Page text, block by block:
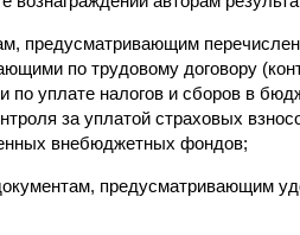
предусматривающим
по трудовому договору
по уплате налогов и сборов в
за уплатой страховых
внебюджетных фондов;
предусматривающим